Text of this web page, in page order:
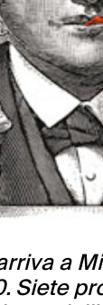
a
Siete